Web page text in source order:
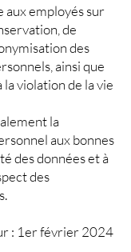
employés sur
de
des
ainsi que
la violation de la vie
la
aux bonnes
des données et à
des
: 1er février 2024